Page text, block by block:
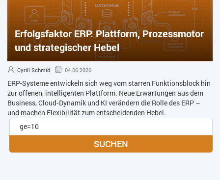
Erfolgsfaktor ERP: Plattform, Prozessmotor
und strategischer Hebel
Cyrill Schmid 04.06.2026
ERP-Systeme entwickeln sich weg vom starren Funktionsblock hin
zur offenen, intelligenten Plattform. Neue Erwartungen aus dem
Business, Cloud‑Dynamik und KI verändern die Rolle des ERP –
und machen Flexibilität zum entscheidenden Hebel.
SUCHEN